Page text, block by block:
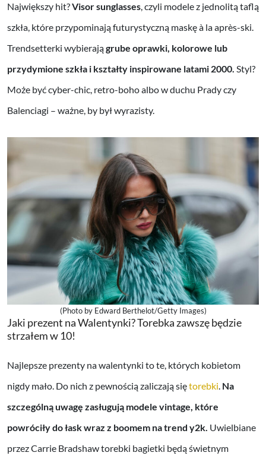
Największy hit?Visor sunglasses, czyli modele z jednolitą taflą
szkła, które przypominają futurystyczną maskę à la après-ski.
Trendsetterki wybierajągrube oprawki, kolorowe lub
przydymione szkła i kształty inspirowane latami 2000. Styl?
Może być cyber-chic, retro-boho albo w duchu Prady czy
Balenciagi – ważne, by był wyrazisty.
(Photo by Edward Berthelot/Getty Images)
Jaki prezent na Walentynki? Torebka zawszę będzie
strzałem w 10!
Najlepsze prezenty na walentynki to te, których kobietom
nigdy mało. Do nich z pewnością zaliczają siętorebki. Na
szczególną uwagę zasługują modele vintage, które
powróciły do łask wraz z boomem na trend y2k. Uwielbiane
przez Carrie Bradshaw torebki bagietki będą świetnym